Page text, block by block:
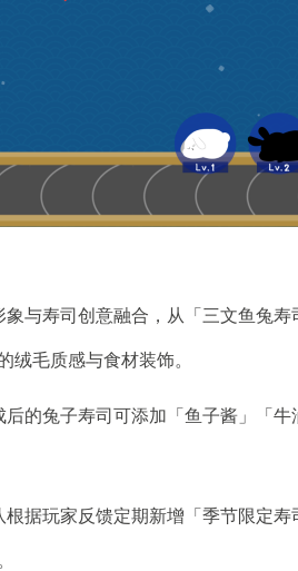
与寿司创意融合，从「三文鱼兔
绒毛质感与食材装饰。
的兔子寿司可添加「鱼子酱」「
据玩家反馈定期新增「季节限定